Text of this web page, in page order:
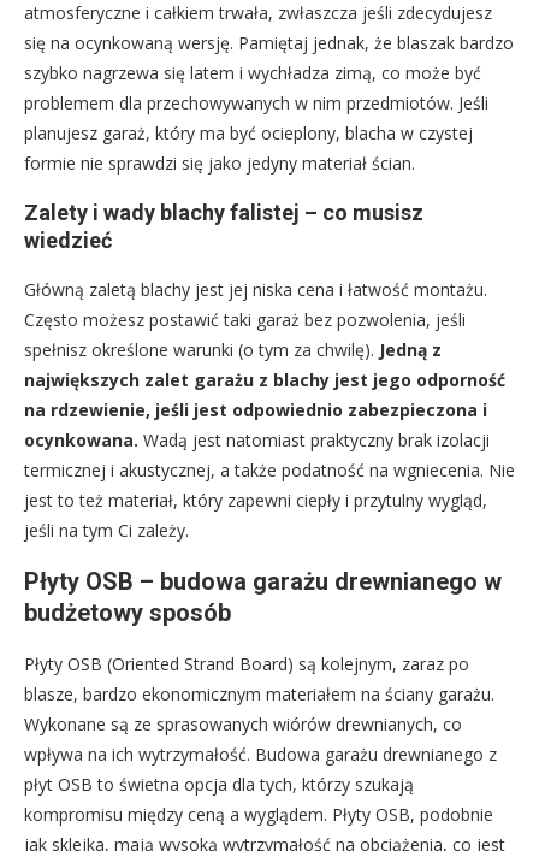
atmosferyczne i całkiem trwała, zwłaszcza jeśli zdecydujesz
się na ocynkowaną wersję. Pamiętaj jednak, że blaszak bardzo
szybko nagrzewa się latem i wychładza zimą, co może być
problemem dla przechowywanych w nim przedmiotów. Jeśli
planujesz garaż, który ma być ocieplony, blacha w czystej
formie nie sprawdzi się jako jedyny materiał ścian.
Zalety i wady blachy falistej – co musisz
wiedzieć
Główną zaletą blachy jest jej niska cena i łatwość montażu.
Często możesz postawić taki garaż bez pozwolenia, jeśli
spełnisz określone warunki (o tym za chwilę). Jedną z
największych zalet garażu z blachy jest jego odporność
na rdzewienie, jeśli jest odpowiednio zabezpieczona i
ocynkowana. Wadą jest natomiast praktyczny brak izolacji
termicznej i akustycznej, a także podatność na wgniecenia. Nie
jest to też materiał, który zapewni ciepły i przytulny wygląd,
jeśli na tym Ci zależy.
Płyty OSB – budowa garażu drewnianego w
budżetowy sposób
Płyty OSB (Oriented Strand Board) są kolejnym, zaraz po
blasze, bardzo ekonomicznym materiałem na ściany garażu.
Wykonane są ze sprasowanych wiórów drewnianych, co
wpływa na ich wytrzymałość. Budowa garażu drewnianego z
płyt OSB to świetna opcja dla tych, którzy szukają
kompromisu między ceną a wyglądem. Płyty OSB, podobnie
jak sklejka, mają wysoką wytrzymałość na obciążenia, co jest